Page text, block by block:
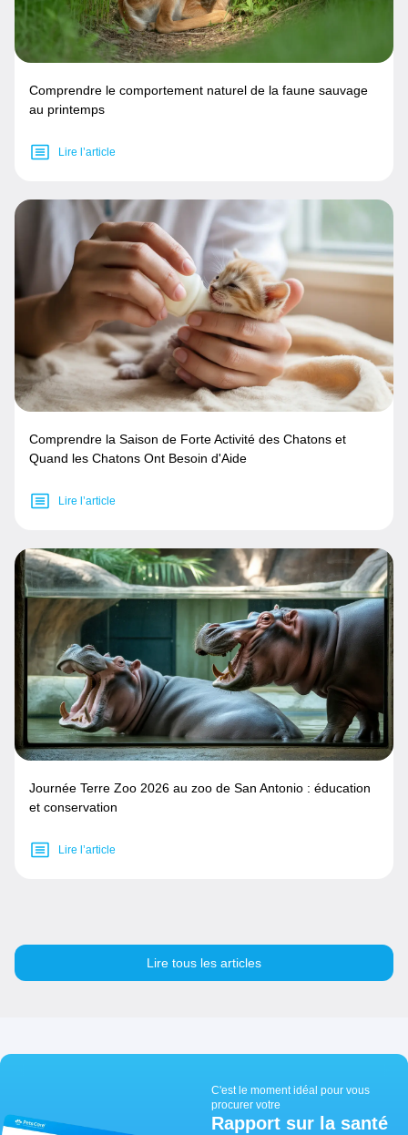
Comprendre le comportement naturel de la faune sauvage
au printemps
Lire l’article
Comprendre la Saison de Forte Activité des Chatons et
Quand les Chatons Ont Besoin d'Aide
Lire l’article
Journée Terre Zoo 2026 au zoo de San Antonio : éducation
et conservation
Lire l’article
Lire tous les articles
C'est le moment idéal pour vous
procurer votre
Rapport sur la santé